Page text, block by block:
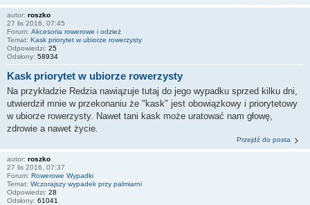
autor: roszko
27 lis 2016, 07:45
Forum: Akcesoria rowerowe i odzież
Temat: Kask priorytet w ubiorze rowerzysty
Odpowiedzi: 25
Odsłony: 58934
Kask priorytet w ubiorze rowerzysty
Na przykładzie Redzia nawiązuje tutaj do jego wypadku sprzed kilku dni,
utwierdził mnie w przekonaniu że "kask" jest obowiązkowy i priorytetowy
w ubiorze rowerzysty. Nawet tani kask może uratować nam głowę,
zdrowie a nawet życie.
Przejdź do posta
autor: roszko
27 lis 2016, 07:37
Forum: Rowerowe Wypadki
Temat: Wczorajszy wypadek przy palmiarni
Odpowiedzi: 28
Odsłony: 61041